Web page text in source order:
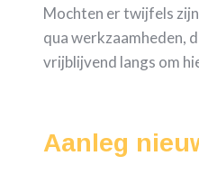
Mochten er twijfels
qua werkzaamheden,
vrijblijvend langs om
Aanleg